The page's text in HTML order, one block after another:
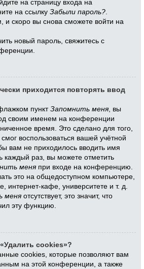
на страницу входа на
на ссылкуЗабыли пароль?
и скоро вы снова сможете войти на
новый пароль, свяжитесь с
приходится повторять ввод
пунктЗапомнить меня , вы
своим именем на конференции
время. Это сделано для того,
воспользоваться вашей учётной
вам не приходилось вводить имя
каждый раз, вы можете отметить
меня при входе на конференцию.
это на общедоступном компьютере,
интернет-кафе, университете и т. д.
меня отсутствует, это значит, что
эту функцию.
cookies»?
cookies, которые позволяют вам
на этой конференции, а также